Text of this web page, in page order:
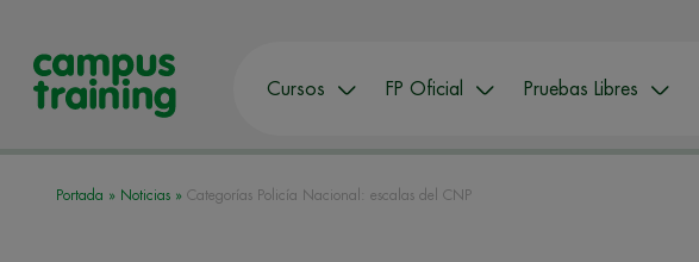
Cursos FP Oficial Pruebas Libres
Portada » Noticias » Categorías Policía Nacional: escalas del CNP